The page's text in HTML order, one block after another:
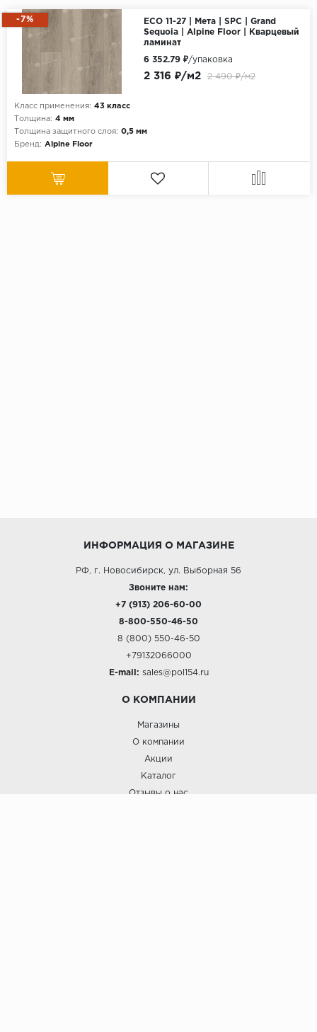
-7%
ECO 11-27 | Мета | SPC | Grand
Sequoia | Alpine Floor | Кварцевый
ламинат
Класс применения: 43 класс
Толщина: 4 мм
Толщина защитного слоя: 0,5 мм
Бренд: Alpine Floor
2 316 ₽/м2 2 490 ₽/м2
6 352.79 ₽/упаковка
ИНФОРМАЦИЯ О МАГАЗИНЕ
РФ, г. Новосибирск, ул. Выборная 56
Звоните нам:
+7 (913) 206-60-00
8-800-550-46-50
8 (800) 550-46-50
+79132066000
E-mail: sales@pol154.ru
О КОМПАНИИ
Магазины
О компании
Акции
Каталог
Отзывы о нас